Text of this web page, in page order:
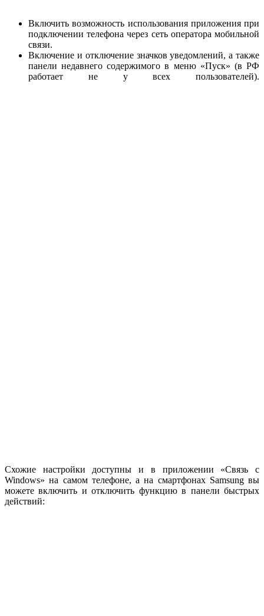
Включить возможность использования приложения при
подключении телефона через сеть оператора мобильной
связи.
Включение и отключение значков уведомлений, а также
панели недавнего содержимого в меню «Пуск» (в РФ
работает не у всех пользователей).
Схожие настройки доступны и в приложении «Связь с
Windows» на самом телефоне, а на смартфонах Samsung вы
можете включить и отключить функцию в панели быстрых
действий: